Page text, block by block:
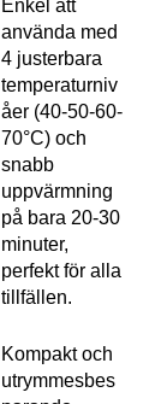
Enkel att
använda med
4 justerbara
temperaturniv
åer (40-50-60-
70°C) och
snabb
uppvärmning
på bara 20-30
minuter,
perfekt för alla
tillfällen.
Kompakt och
utrymmesbes